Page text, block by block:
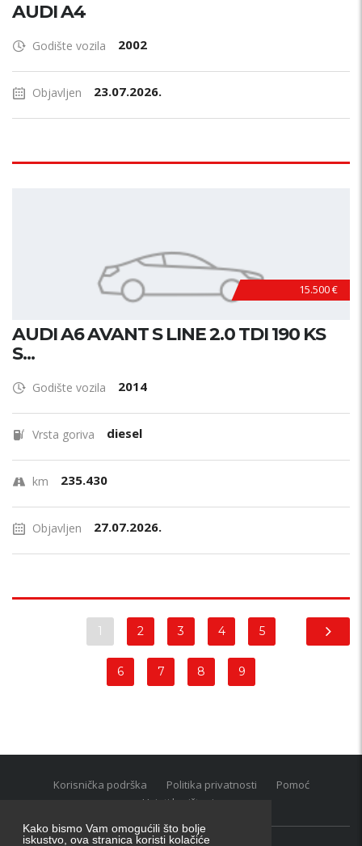
Kako bismo Vam omogućili što bolje
iskustvo, ova stranica koristi kolačiće
AUDI A4
Godište vozila 2002
Objavljen 23.07.2026.
15.500 €
AUDI A6 AVANT S LINE 2.0 TDI 190 KS
S...
Godište vozila 2014
Vrsta goriva diesel
km 235.430
Objavljen 27.07.2026.
1 2 3 4 5
6 7 8 9
Korisnička podrška Politika privatnosti
Pomoć
Uvjeti korištenja